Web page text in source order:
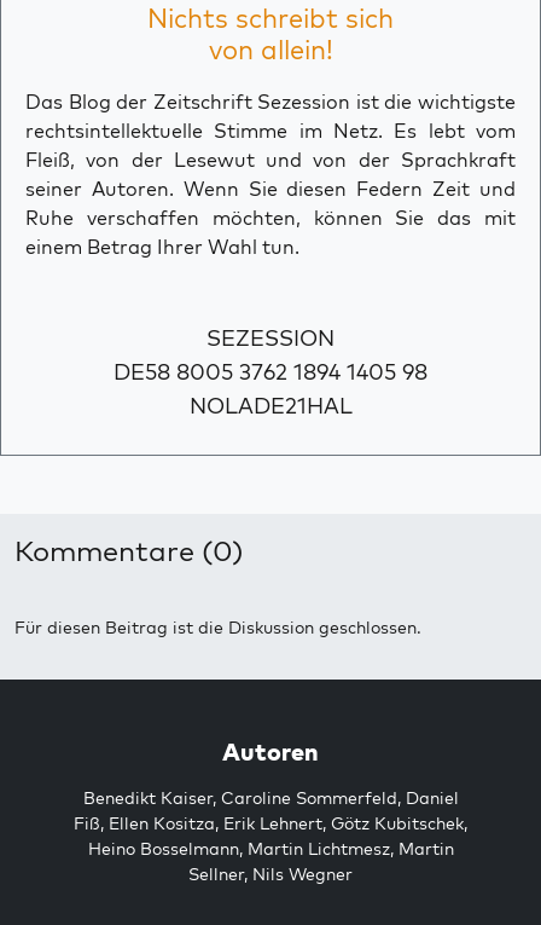
Nichts schreibt sich
von allein!
Das Blog der Zeitschrift Sezession ist die wichtigste
rechtsintellektuelle Stimme im Netz. Es lebt vom
Fleiß, von der Lesewut und von der Sprachkraft
seiner Autoren. Wenn Sie diesen Federn Zeit und
Ruhe verschaffen möchten, können Sie das mit
einem Betrag Ihrer Wahl tun.
SEZESSION
DE58 8005 3762 1894 1405 98
NOLADE21HAL
Kommentare (0)
Für diesen Beitrag ist die Diskussion geschlossen.
Autoren
Benedikt Kaiser, Caroline Sommerfeld, Daniel
Fiß, Ellen Kositza, Erik Lehnert, Götz Kubitschek,
Heino Bosselmann, Martin Lichtmesz, Martin
Sellner, Nils Wegner